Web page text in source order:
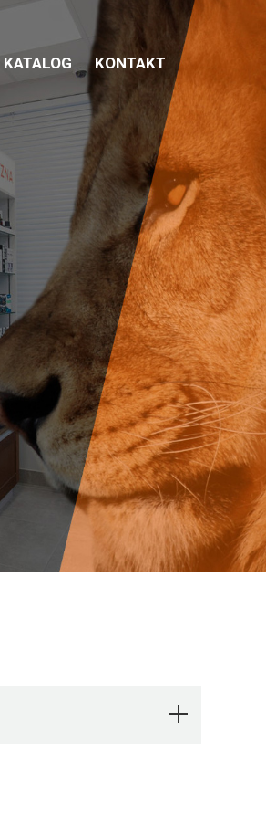
KATALOG KONTAKT